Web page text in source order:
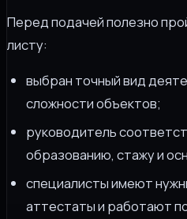
Перед подачей полезно
листу:
выбран точный вид
сложности объектов;
руководитель
образованию, стажу и
специалисты имеют
аттестаты и работают